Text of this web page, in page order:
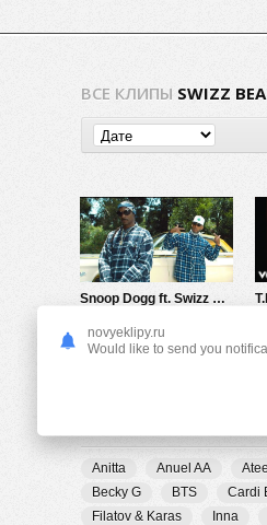
ВСЕ КЛИПЫ SWIZZ
Snoop Dogg ft. Swizz Beatz — Countdown
Anitta Anuel AA
Becky G
BTS Cardi
Filatov & Karas
Inna
novyeklipy.ru
Would like to send you